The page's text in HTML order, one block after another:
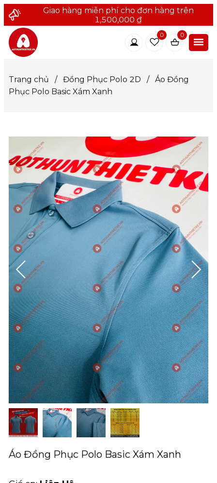
Giao hàng miễn phí cho đơn hàng trên
1,500,000 ₫
0 0
Trang chủ / Đồng Phục Polo 2D /
Áo Đồng
Phục Polo Basic Xám Xanh
Áo Đồng Phục Polo Basic Xám Xanh